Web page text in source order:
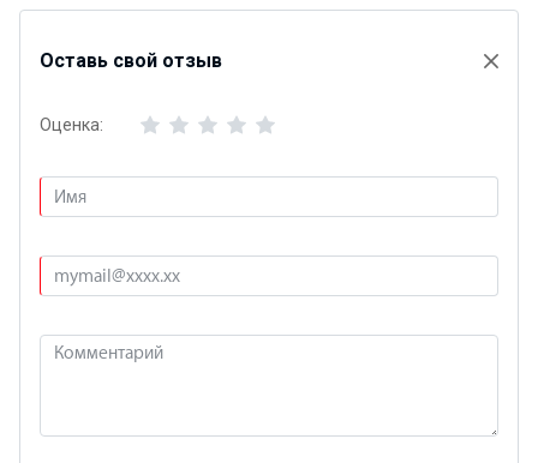
Оставь свой отзыв
Оценка: